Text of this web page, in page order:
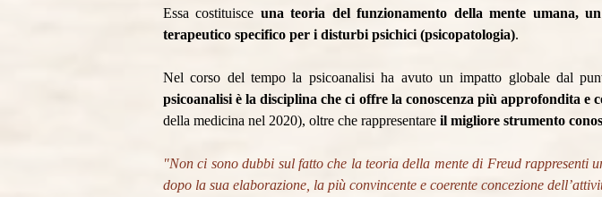
Essa costituisce una teoria del funzionamento della mente umana,
terapeutico specifico per i disturbi psichici (psicopatologia).
Nel corso del tempo la psicoanalisi ha avuto un impatto globale dal
psicoanalisi è la disciplina che ci offre la conoscenza più approfondita e
della medicina nel 2020), oltre che rappresentare il migliore strumento
"Non ci sono dubbi sul fatto che la teoria della mente di Freud
dopo la sua elaborazione, la più convincente e coerente concezione